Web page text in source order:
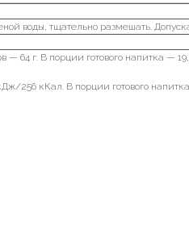
воды, тщательно размешать.
— 64 г. В порции готового напитка —
256 кКал. В порции готового